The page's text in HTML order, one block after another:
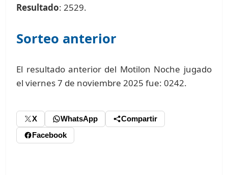
Resultado: 2529.
Sorteo anterior
El resultado anterior del Motilon Noche jugado
el viernes 7 de noviembre 2025 fue: 0242.
X WhatsApp
Compartir
Facebook